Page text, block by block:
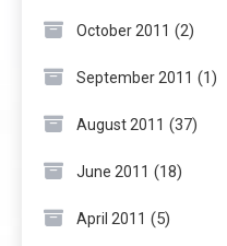
October 2011 (2)
September 2011 (1)
August 2011 (37)
June 2011 (18)
April 2011 (5)